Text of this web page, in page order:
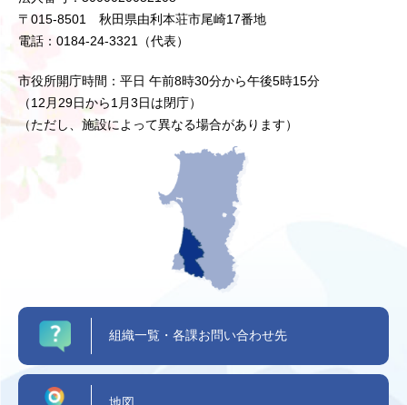
〒015-8501 秋田県由利本荘市尾崎17番地
電話：0184-24-3321（代表）
市役所開庁時間：平日 午前8時30分から午後5時15分
（12月29日から1月3日は閉庁）
（ただし、施設によって異なる場合があります）
組織一覧・各課お問い合わせ先